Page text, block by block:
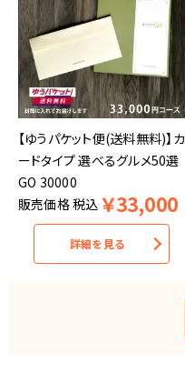
【ゆうパケット便(送料無料)】カ
ードタイプ 選べるグルメ50選
GO 30000
販売価格税込 ￥33,000
詳細を見る